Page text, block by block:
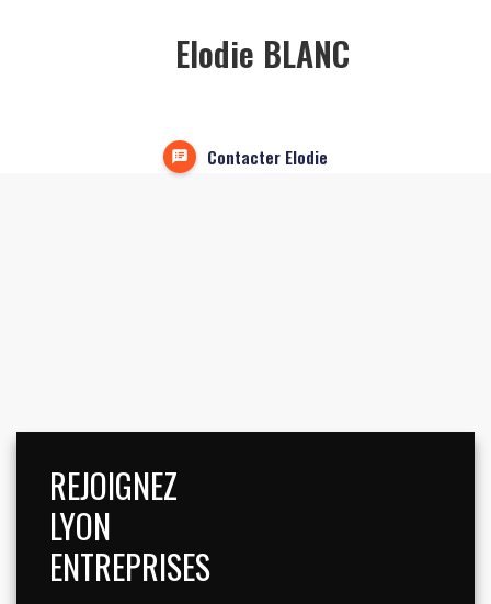
Elodie BLANC
Contacter Elodie
REJOIGNEZ
LYON
ENTREPRISES